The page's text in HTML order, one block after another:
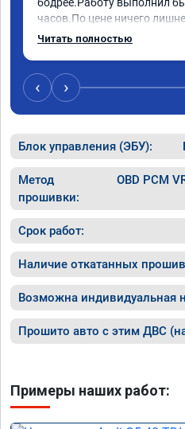
часов.По цене ничего
как договаривались
случае поломки
рекомендую Алексея как
специалиста!
Читать полностью
‹ ›
Блок управления (ЭБУ):
Метод
прошивки:
OBD PCM
Срок работ:
Наличие откатанных
Возможна индивидуальная
Прошито авто с этим ДВС
Примеры наших работ: